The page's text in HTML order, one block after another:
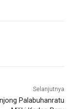
Selanjutnya
Palabuhanratu